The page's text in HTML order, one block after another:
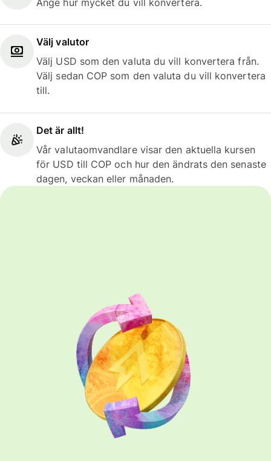
Välj valutor
Välj USD som den valuta du vill konvertera från.
Välj sedan COP som den valuta du vill konvertera
till.
Det är allt!
Vår valutaomvandlare visar den aktuella kursen
för USD till COP och hur den ändrats den senaste
dagen, veckan eller månaden.